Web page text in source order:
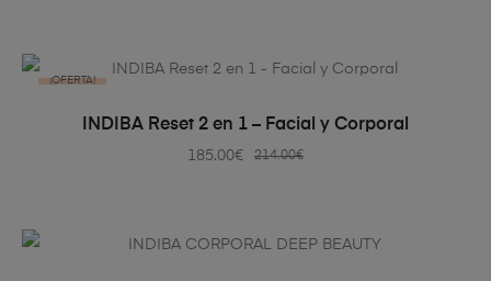
¡OFERTA!
AÑADIR AL CARRITO
INDIBA Reset 2 en 1 – Facial y Corporal
214.00€
185.00€